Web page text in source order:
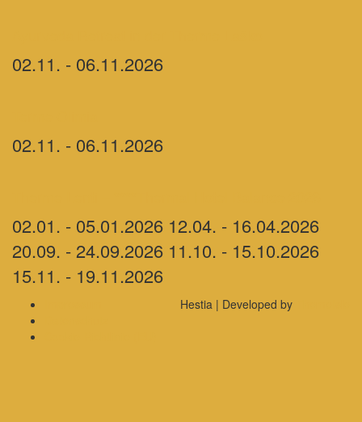
02.11. - 06.11.2026
02.11. - 06.11.2026
02.01. - 05.01.2026 12.04. - 16.04.2026
20.09. - 24.09.2026 11.10. - 15.10.2026
15.11. - 19.11.2026
Hestia | Developed by